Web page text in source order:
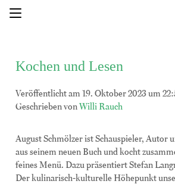
Kochen und Lesen
Veröffentlicht am 19. Oktober 2023 um
Geschrieben vonWilli Rauch
August Schmölzer ist Schauspieler, Autor
aus seinem neuen Buch und kocht
feines Menü. Dazu präsentiert Stefan
Der kulinarisch-kulturelle Höhepunkt